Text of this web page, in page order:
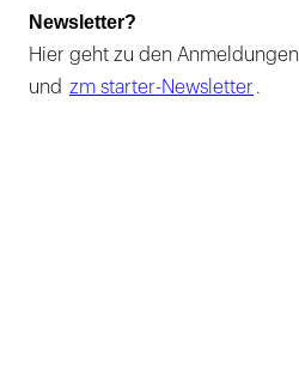
Newsletter?
Hier geht zu den Anmeldungen
und zm starter-Newsletter .